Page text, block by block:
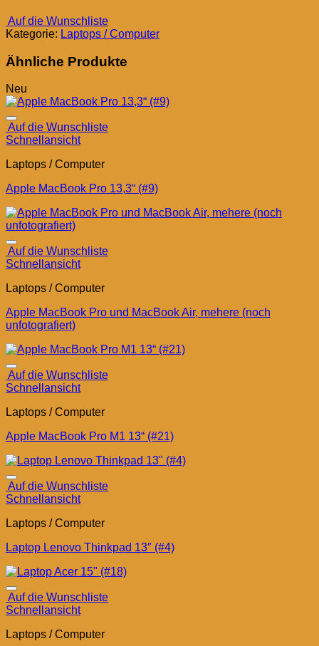
Auf die Wunschliste
Kategorie: Laptops / Computer
Ähnliche Produkte
Neu
Auf die Wunschliste
Schnellansicht
Laptops / Computer
Apple MacBook Pro 13,3“ (#9)
Auf die Wunschliste
Schnellansicht
Laptops / Computer
Apple MacBook Pro und MacBook Air, mehere (noch
unfotografiert)
Auf die Wunschliste
Schnellansicht
Laptops / Computer
Apple MacBook Pro M1 13“ (#21)
Auf die Wunschliste
Schnellansicht
Laptops / Computer
Laptop Lenovo Thinkpad 13″ (#4)
Auf die Wunschliste
Schnellansicht
Laptops / Computer